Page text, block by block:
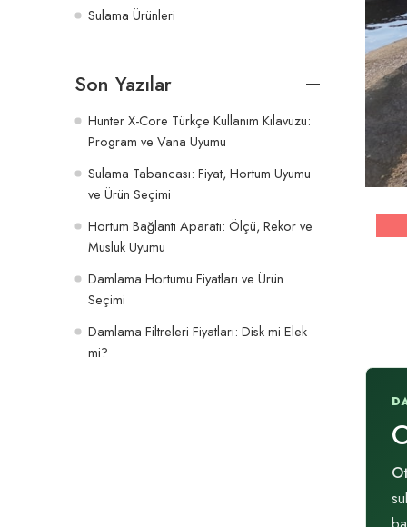
Sulama Ürünleri
Son Yazılar
Hunter X-Core Türkçe Kullanım Kılavuzu:
Program ve Vana Uyumu
Sulama Tabancası: Fiyat, Hortum Uyumu
ve Ürün Seçimi
Hortum Bağlantı Aparatı: Ölçü, Rekor ve
Musluk Uyumu
Damlama Hortumu Fiyatları ve Ürün
Seçimi
Damlama Filtreleri Fiyatları: Disk mi Elek
mi?